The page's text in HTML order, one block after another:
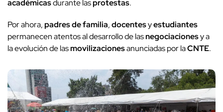
académicasdurante lasprotestas.
Por ahora,padres de familia,docentesyestudiantes
permanecen atentos al desarrollo de lasnegociacionesy a
la evolución de lasmovilizacionesanunciadas por laCNTE.